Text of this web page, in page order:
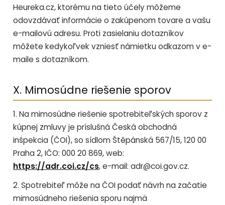
Heureka.cz, ktorému na tieto účely môžeme
odovzdávať informácie o zakúpenom tovare a vašu
e-mailovú adresu. Proti zasielaniu dotazníkov
môžete kedykoľvek vzniesť námietku odkazom v e-
maile s dotazníkom.
X. Mimosúdne riešenie sporov
1. Na mimosúdne riešenie spotrebiteľských sporov z
kúpnej zmluvy je príslušná Česká obchodná
inšpekcia (ČOI), so sídlom Štěpánská 567/15, 120 00
Praha 2, IČO: 000 20 869, web:
https://adr.coi.cz/cs, e-mail: adr@coi.gov.cz.
2. Spotrebiteľ môže na ČOI podať návrh na začatie
mimosúdneho riešenia sporu najmä